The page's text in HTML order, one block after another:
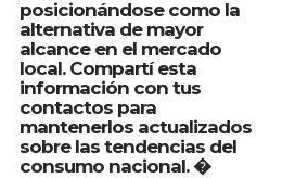
posicionándose como la
alternativa de mayor
alcance en el mercado
local. Compartí esta
información con tus
contactos para
mantenerlos actualizados
sobre las tendencias del
consumo nacional. �